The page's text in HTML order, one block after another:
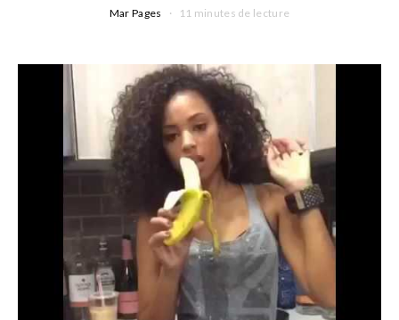
Mar Pages 11 minutes de lecture